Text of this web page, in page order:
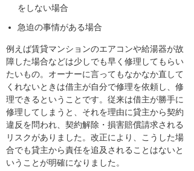
をしない場合
急迫の事情がある場合
例えば賃貸マンションのエアコンや給湯器が故
障した場合などは少しでも早く修理してもらい
たいもの。オーナーに言ってもなかなか直して
くれないときは借主が自分で修理を依頼し、修
理できるということです。従来は借主が勝手に
修理してしまうと、それを理由に貸主から契約
違反を問われ、契約解除・損害賠償請求される
リスクがありました。改正により、こうした場
合でも貸主から責任を追及されることはないと
いうことが明確になりました。